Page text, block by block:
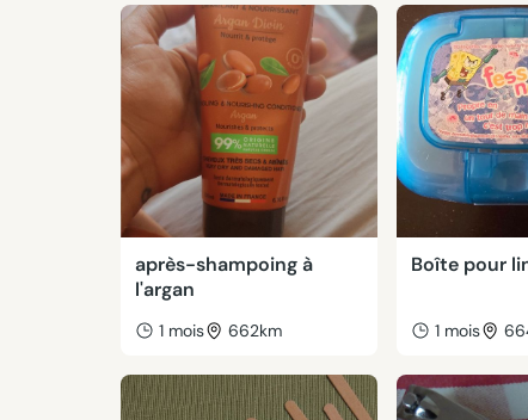
après-shampoing à
l'argan
1 mois 662km
Boîte pour
1 mois